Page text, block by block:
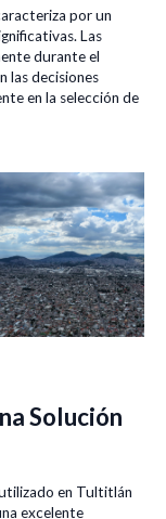
por un
Las
durante el
las decisiones
en la selección de
Solución
en Tultitlán
excelente